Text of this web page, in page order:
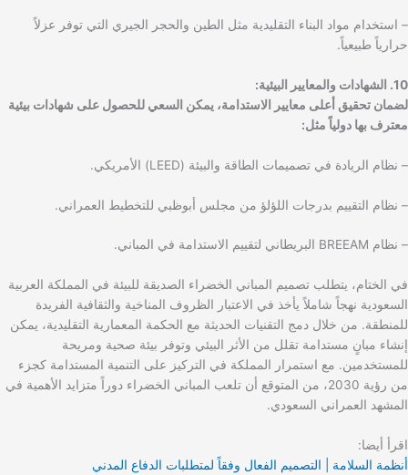
– استخدام مواد البناء التقليدية مثل الطين والحجر الجيري التي توفر عزلاً
حرارياً طبيعياً.
10. الشهادات والمعايير البيئية:
لضمان تحقيق أعلى معايير الاستدامة، يمكن السعي للحصول على شهادات بيئية
معترف بها دولياً مثل:
– نظام الريادة في تصميمات الطاقة والبيئة (LEED) الأمريكي.
– نظام التقييم بدرجات اللؤلؤ من مجلس أبوظبي للتخطيط العمراني.
– نظام BREEAM البريطاني لتقييم الاستدامة في المباني.
في الختام، يتطلب تصميم المباني الخضراء الصديقة للبيئة في المملكة العربية
السعودية نهجاً شاملاً يأخذ في الاعتبار الظروف المناخية والثقافية الفريدة
للمنطقة. من خلال دمج التقنيات الحديثة مع الحكمة المعمارية التقليدية، يمكن
إنشاء مبانٍ مستدامة تقلل من الأثر البيئي وتوفر بيئة صحية ومريحة
للمستخدمين. مع استمرار المملكة في التركيز على التنمية المستدامة كجزء
من رؤية 2030، من المتوقع أن تلعب المباني الخضراء دوراً متزايد الأهمية في
المشهد العمراني السعودي.
اقرأ أيضا:
أنظمة السلامة | التصميم الفعال وفقاً لمتطلبات الدفاع المدني